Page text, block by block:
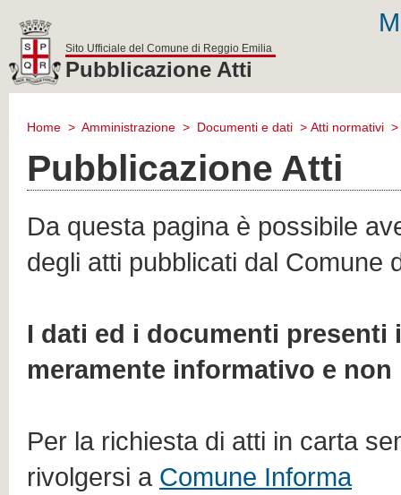
reggio
Sito Ufficiale del Comune di Reggio Emilia
Pubblicazione Atti
Home > Amministrazione > Documenti e dati > Atti normativi >
Pubblicazione Atti
Da questa pagina è possibile
degli atti pubblicati dal Comune
I dati ed i documenti presenti
meramente informativo e
Per la richiesta di atti in carta
rivolgersi a Comune Informa